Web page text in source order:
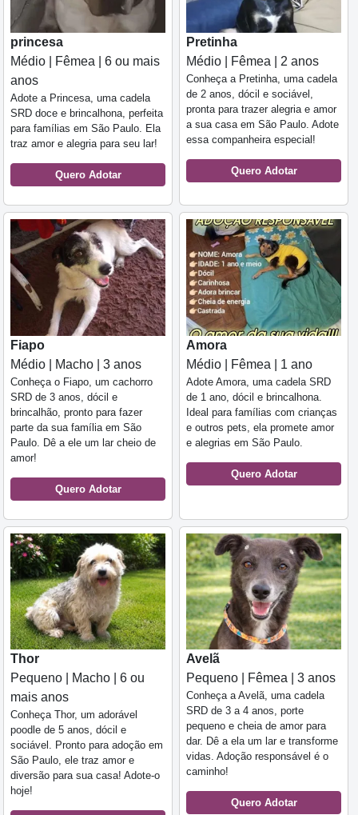
princesa
Médio | Fêmea | 6 ou mais
anos
Adote a Princesa, uma cadela
SRD doce e brincalhona, perfeita
para famílias em São Paulo. Ela
traz amor e alegria para seu lar!
Quero Adotar
Pretinha
Médio | Fêmea | 2 anos
Conheça a Pretinha, uma cadela
de 2 anos, dócil e sociável,
pronta para trazer alegria e amor
a sua casa em São Paulo. Adote
essa companheira especial!
Quero Adotar
Fiapo
Médio | Macho | 3 anos
Conheça o Fiapo, um cachorro
SRD de 3 anos, dócil e
brincalhão, pronto para fazer
parte da sua família em São
Paulo. Dê a ele um lar cheio de
amor!
Quero Adotar
Amora
Médio | Fêmea | 1 ano
Adote Amora, uma cadela SRD
de 1 ano, dócil e brincalhona.
Ideal para famílias com crianças
e outros pets, ela promete amor
e alegrias em São Paulo.
Quero Adotar
Thor
Pequeno | Macho | 6 ou
mais anos
Conheça Thor, um adorável
poodle de 5 anos, dócil e
sociável. Pronto para adoção em
São Paulo, ele traz amor e
diversão para sua casa! Adote-o
hoje!
Avelã
Pequeno | Fêmea | 3 anos
Conheça a Avelã, uma cadela
SRD de 3 a 4 anos, porte
pequeno e cheia de amor para
dar. Dê a ela um lar e transforme
vidas. Adoção responsável é o
caminho!
Quero Adotar